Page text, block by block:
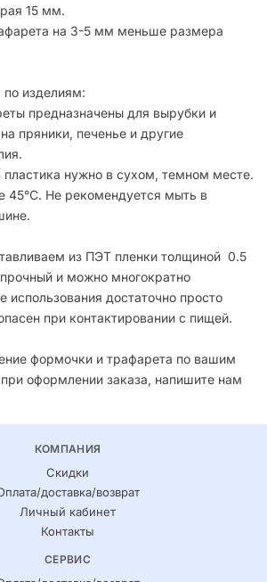
15 мм.
на 3-5 мм меньше размера
изделиям:
предназначены для вырубки и
пряники, печенье и другие
пластика нужно в сухом, темном месте.
45°С. Не рекомендуется мыть в
из ПЭТ пленки толщиной 0.5
и можно многократно
использования достаточно просто
при контактировании с пищей.
формочки и трафарета по вашим
оформлении заказа, напишите нам
КОМПАНИЯ
Скидки
доставка/возврат
Личный кабинет
Контакты
СЕРВИС